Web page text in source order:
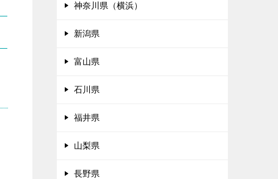
神奈川県（横浜）
新潟県
富山県
石川県
福井県
山梨県
長野県